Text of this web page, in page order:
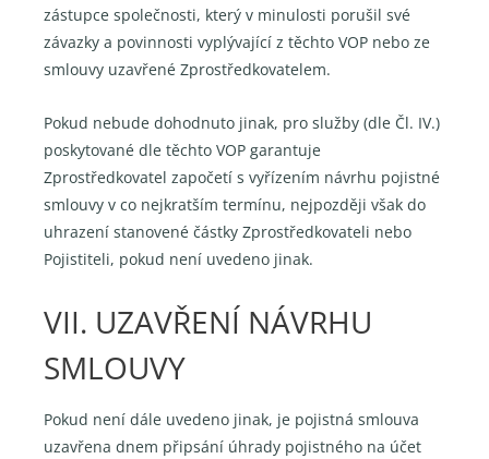
zástupce společnosti, který v minulosti porušil své
závazky a povinnosti vyplývající z těchto VOP nebo ze
smlouvy uzavřené Zprostředkovatelem.
Pokud nebude dohodnuto jinak, pro služby (dle Čl. IV.)
poskytované dle těchto VOP garantuje
Zprostředkovatel započetí s vyřízením návrhu pojistné
smlouvy v co nejkratším termínu, nejpozději však do
uhrazení stanovené částky Zprostředkovateli nebo
Pojistiteli, pokud není uvedeno jinak.
VII. UZAVŘENÍ NÁVRHU
SMLOUVY
Pokud není dále uvedeno jinak, je pojistná smlouva
uzavřena dnem připsání úhrady pojistného na účet